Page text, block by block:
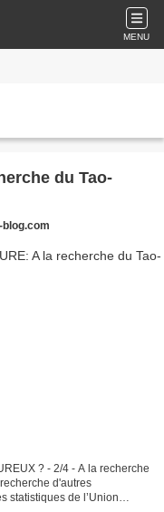
MENU
du Tao-
? - 2/4 - A la recherche
d'autres
statistiques de l’Union